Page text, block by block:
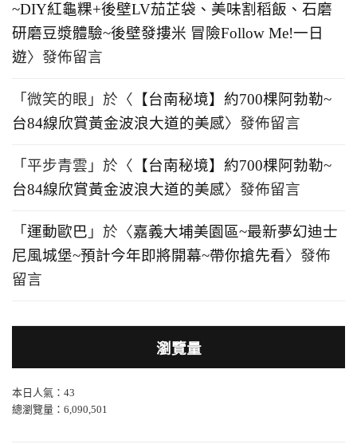
~DIY紅龜粿+後壁LV茄芷袋、美味割稻飯、石磨
研磨豆漿體驗~後壁發摟米 冒險Follow Me!一日
遊〉發佈留言
「 微笑的眼 」於〈 【台南秘境】約700棵阿勃勒~
台84線欣賞黃金波浪大道的美感〉發佈留言
「 平步青雲 」於〈 【台南秘境】約700棵阿勃勒~
台84線欣賞黃金波浪大道的美感〉發佈留言
「 運動歐巴 」於〈嘉義大埔美園區~最新夢幻迪士
尼風城堡~預計今年即將開幕~帶你搶先看〉發佈
留言
瀏覽量
本日人氣：43
總瀏覽量：6,090,501